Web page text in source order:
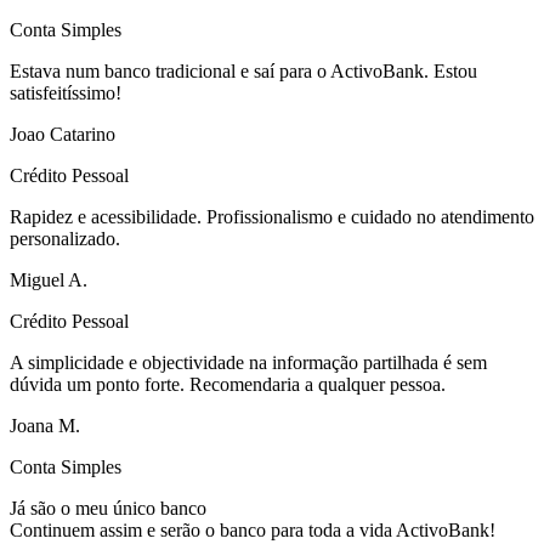
Conta Simples
Estava num banco tradicional e saí para o ActivoBank. Estou
satisfeitíssimo!
Joao Catarino
Crédito Pessoal
Rapidez e acessibilidade. Profissionalismo e cuidado no atendimento
personalizado.
Miguel A.
Crédito Pessoal
A simplicidade e objectividade na informação partilhada é sem
dúvida um ponto forte. Recomendaria a qualquer pessoa.
Joana M.
Conta Simples
Já são o meu único banco
Continuem assim e serão o banco para toda a vida ActivoBank!